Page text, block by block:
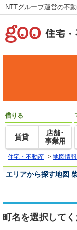
NTTグループ運営の不
借りる
賃貸
店舗･
事業用
住宅・不動産 > 地図情報
エリアから探す地図
町名を選択して